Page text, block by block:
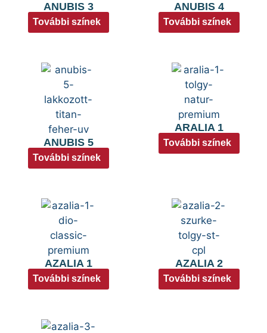
ANUBIS 3
További színek
ANUBIS 4
További színek
ANUBIS 5
További színek
ARALIA 1
További színek
AZALIA 1
További színek
AZALIA 2
További színek